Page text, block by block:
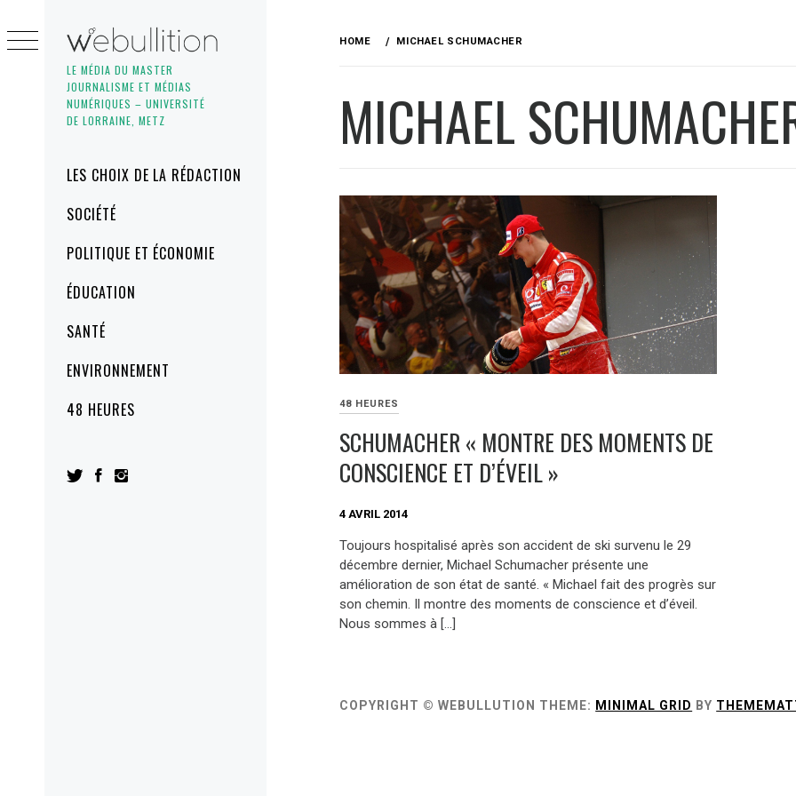
LE MÉDIA DU MASTER
JOURNALISME ET MÉDIAS
NUMÉRIQUES – UNIVERSITÉ
DE LORRAINE, METZ
MenuLES CHOIX DE LA RÉDACTION
SOCIÉTÉ
POLITIQUE ET ÉCONOMIE
ÉDUCATION
SANTÉ
ENVIRONNEMENT
48 HEURES
to
content
HOME MICHAEL SCHUMACHER
MICHAEL
48 HEURES
SCHUMACHER « MONTRE DES MOMENTS DE
CONSCIENCE ET D’ÉVEIL »
4 AVRIL 2014
Toujours hospitalisé après son accident de ski survenu le 29
décembre dernier, Michael Schumacher présente une
amélioration de son état de santé. « Michael fait des progrès sur
son chemin. Il montre des moments de conscience et d’éveil.
Nous sommes à […]
COPYRIGHT © WEBULLUTION THEME: MINIMAL GRID BY